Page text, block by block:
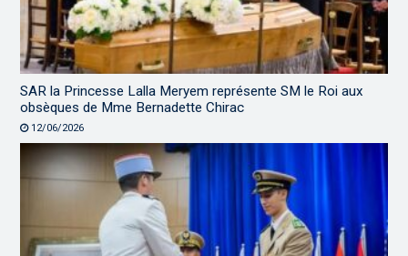
SAR la Princesse Lalla Meryem représente SM le Roi aux
obsèques de Mme Bernadette Chirac
12/06/2026